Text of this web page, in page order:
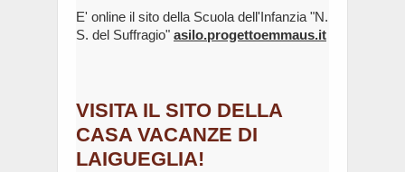
E' online il sito della Scuola dell'Infanzia "N.
S. del Suffragio" asilo.progettoemmaus.it
VISITA IL SITO DELLA
CASA VACANZE DI
LAIGUEGLIA!